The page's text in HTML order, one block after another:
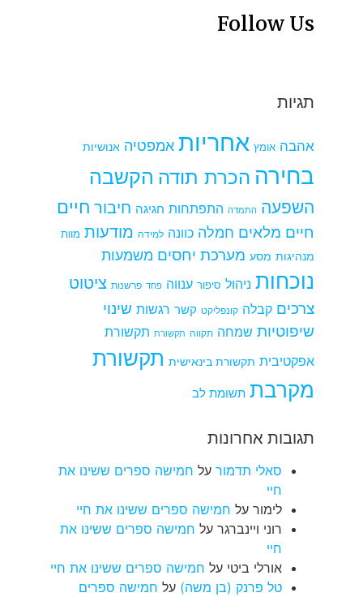
Follow Us
תגיות
אהבה אומץ אחריות אמפטיה אנושיות
בחירה הכרת תודה הקשבה
השפעה התמדה התפתחות חגיגה חיבור חיים
חיים מלאים חמלה כוונה למידה מודעות מוות
מנהיגות מסע מערכת יחסים משמעות
נוכחות ניהול סיפור ענווה פחד פרשנות ציטוט
צרכים קבלה קונפליקט קשר רגשות שינוי
שיפוטיות שמחה תקווה תקשורת תקשורת
אפקטיבית תקשורת בינאישית תקשורת
מקרבת תשומת לב
תגובות אחרונות
סאלי תדמור על חמישה ספרים ששינו את
חיי
לימור על חמישה ספרים ששינו את חיי
רוני ויינברגר על חמישה ספרים ששינו את
חיי
אורלי ביטי על חמישה ספרים ששינו את חיי
טל פרנק (בן משה) על חמישה ספרים